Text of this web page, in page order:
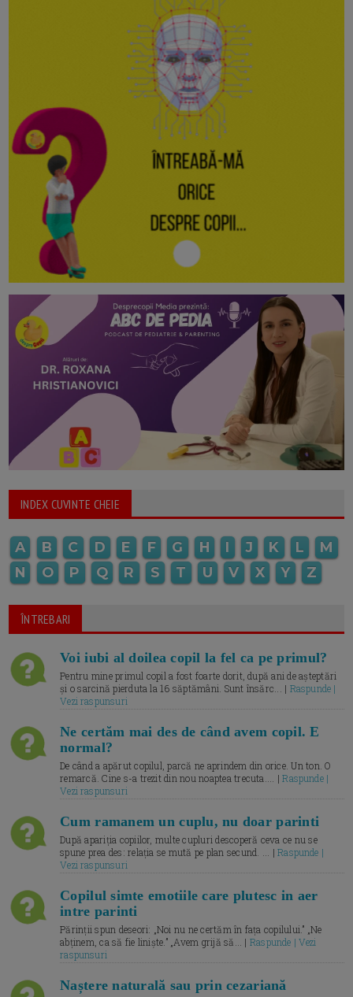
INDEX CUVINTE CHEIE
A B C D E F G H I J K L
M
N
O P Q R S T U V X Y Z
ÎNTREBARI
Voi iubi al doilea copil la fel ca pe primul?
Pentru mine primul copil a fost foarte dorit, după ani de așteptări
și o sarcină pierduta la 16 săptămâni. Sunt însărc... | Raspunde |
Vezi raspunsuri
Ne certăm mai des de când avem copil. E
normal?
De când a apărut copilul, parcă ne aprindem din orice. Un ton. O
remarcă. Cine s-a trezit din nou noaptea trecuta.... |Raspunde |
Vezi raspunsuri
Cum ramanem un cuplu, nu doar parinti
După apariția copiilor, multe cupluri descoperă ceva ce nu se
spune prea des: relația se mută pe plan secund. ... |Raspunde |
Vezi raspunsuri
Copilul simte emotiile care plutesc in aer
intre parinti
Părinții spun deseori: „Noi nu ne certăm în fața copilului.” „Ne
abținem, ca să fie liniște.” „Avem grijă să... | Raspunde | Vezi
raspunsuri
Naștere naturală sau prin cezariană